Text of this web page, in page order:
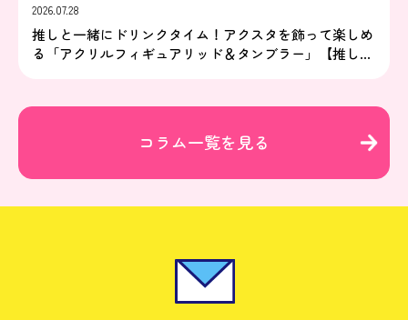
2026.07.28
推しと一緒にドリンクタイム！アクスタを飾って楽しめ
る「アクリルフィギュアリッド＆タンブラー」【推し研
コラム一覧を見る